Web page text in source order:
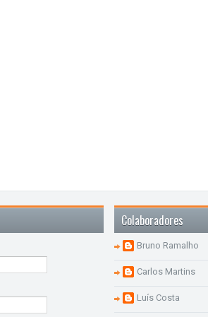
Colaboradores
Bruno Ramalho
Carlos Martins
Luís Costa